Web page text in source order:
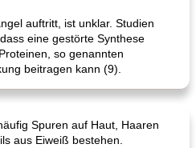
auftritt, ist unklar. Studien
eine gestörte Synthese
so genannten
beitragen kann (9).
Spuren auf Haut, Haaren
aus Eiweiß bestehen.